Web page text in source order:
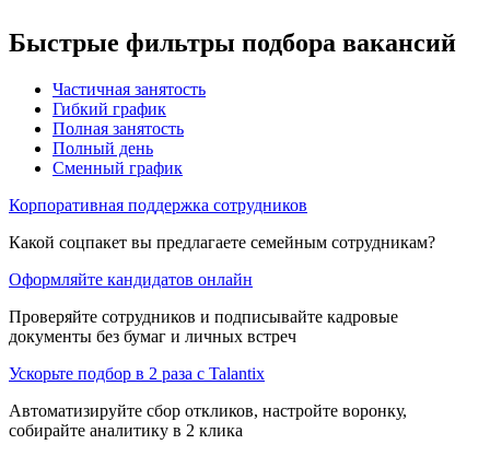
Быстрые фильтры подбора вакансий
Частичная занятость
Гибкий график
Полная занятость
Полный день
Сменный график
Корпоративная поддержка сотрудников
Какой соцпакет вы предлагаете семейным сотрудникам?
Оформляйте кандидатов онлайн
Проверяйте сотрудников и подписывайте кадровые
документы без бумаг и личных встреч
Ускорьте подбор в 2 раза с Talantix
Автоматизируйте сбор откликов, настройте воронку,
собирайте аналитику в 2 клика